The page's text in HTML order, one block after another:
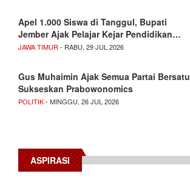
Apel 1.000 Siswa di Tanggul, Bupati
Jember Ajak Pelajar Kejar Pendidikan…
JAWA TIMUR - RABU, 29 JUL 2026
Gus Muhaimin Ajak Semua Partai Bersatu
Sukseskan Prabowonomics
POLITIK- MINGGU, 26 JUL 2026
ASPIRASI